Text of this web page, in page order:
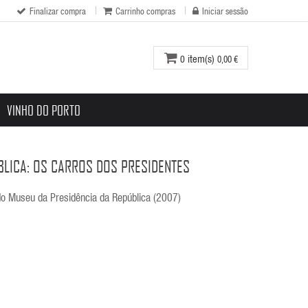
Finalizar compra Carrinho compras Iniciar sessão
0 item(s) 0,00 €
VINHO DO PORTO
OS CARROS DOS PRESIDENTES
Museu da Presidência da República (2007)